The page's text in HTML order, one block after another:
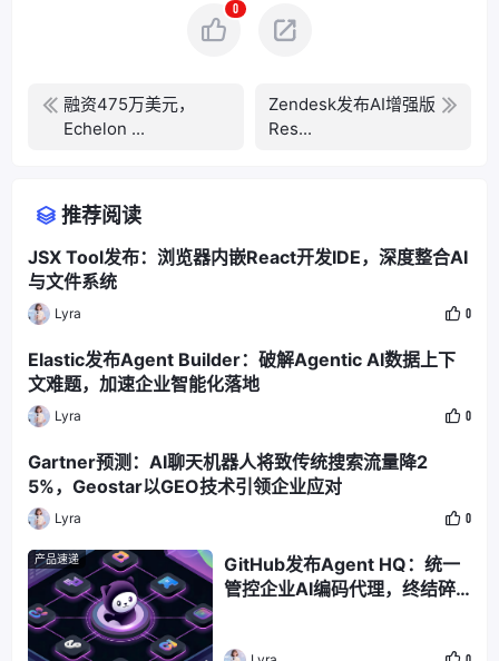
0
融资475万美元，
Echelon ...
Zendesk发布AI增强版
Res...
推荐阅读
JSX Tool发布：浏览器内嵌React开发IDE，深度整合AI
与文件系统
Lyra 0
Elastic发布Agent Builder：破解Agentic AI数据上下
文难题，加速企业智能化落地
Lyra 0
Gartner预测：AI聊天机器人将致传统搜索流量降2
5%，Geostar以GEO技术引领企业应对
Lyra 0
产品速递
GitHub发布Agent HQ：统一
管控企业AI编码代理，终结碎